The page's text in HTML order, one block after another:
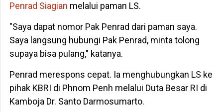
Penrad Siagian melalui paman LS.
"Saya dapat nomor Pak Penrad dari paman saya.
Saya langsung hubungi Pak Penrad, minta tolong
supaya bisa pulang," katanya.
Penrad merespons cepat. Ia menghubungkan LS ke
pihak KBRI di Phnom Penh melalui Duta Besar RI di
Kamboja Dr. Santo Darmosumarto.